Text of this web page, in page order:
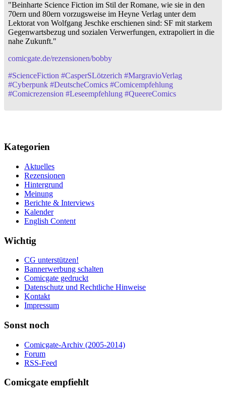
"Beinharte Science Fiction im Stil der Romane, wie sie in den
70ern und 80ern vorzugsweise im Heyne Verlag unter dem
Lektorat von Wolfgang Jeschke erschienen sind: SF mit starkem
Gegenwartsbezug und sozialen Verwerfungen, extrapoliert in die
nahe Zukunft."
comicgate.de/rezensionen/bobby
#ScienceFiction #CasperSLötzerich #MargravioVerlag
#Cyberpunk #DeutscheComics #Comicempfehlung
#Comicrezension #Leseempfehlung #QueereComics
Kategorien
Aktuelles
Rezensionen
Hintergrund
Meinung
Berichte & Interviews
Kalender
English Content
Wichtig
CG unterstützen!
Bannerwerbung schalten
Comicgate gedruckt
Datenschutz und Rechtliche Hinweise
Kontakt
Impressum
Sonst noch
Comicgate-Archiv (2005-2014)
Forum
RSS-Feed
Comicgate empfiehlt